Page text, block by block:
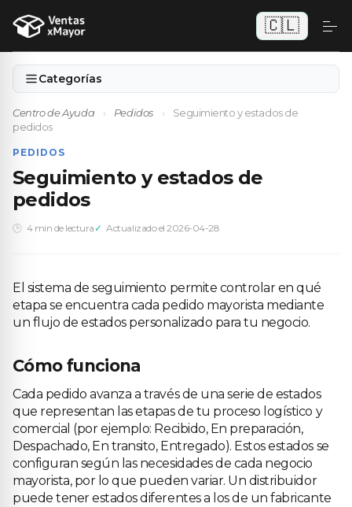
🇨🇱
Categorías
Centro de Ayuda › Pedidos ›
Seguimiento y estados de
pedidos
PEDIDOS
Seguimiento y estados de
pedidos
4 min de lectura Actualizado el 2026-04-28
El sistema de seguimiento permite controlar en qué
etapa se encuentra cada pedido mayorista mediante
un flujo de estados personalizado para tu negocio.
Cómo funciona
Cada pedido avanza a través de una serie de estados
que representan las etapas de tu proceso logístico y
comercial (por ejemplo: Recibido, En preparación,
Despachado, En transito, Entregado). Estos estados se
configuran según las necesidades de cada negocio
mayorista, por lo que pueden variar. Un distribuidor
puede tener estados diferentes a los de un fabricante